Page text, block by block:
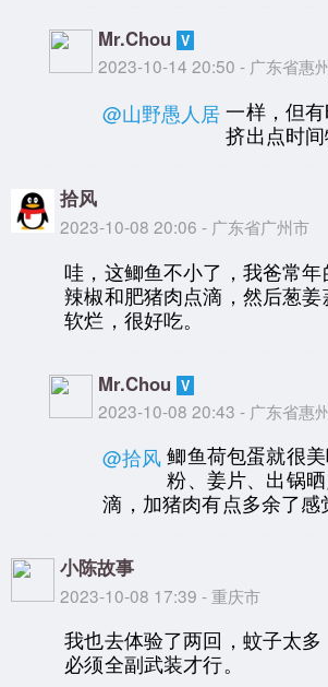
Mr.Chou
2023-10-14 20:50 - 广东省惠
@山野愚人居 一样，但
挤出点时间
拾风
2023-10-08 20:06 - 广东省广州市
哇，这鲫鱼不小了，我爸常
辣椒和肥猪肉点滴，然后葱
软烂，很好吃。
Mr.Chou
2023-10-08 20:43 - 广东省惠
@拾风 鲫鱼荷包蛋就很
粉、姜片、出锅
滴，加猪肉有点多余了感
小陈故事
2023-10-08 17:39 - 重庆市
我也去体验了两回，蚊子太多
必须全副武装才行。